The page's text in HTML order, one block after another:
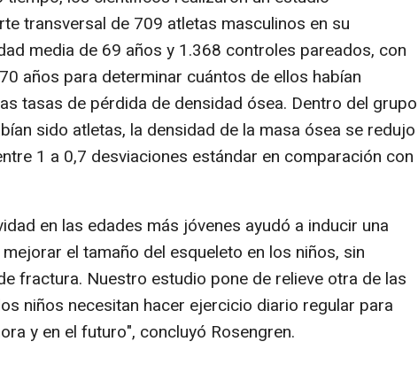
transversal de 709 atletas masculinos en su
media de 69 años y 1.368 controles pareados, con
años para determinar cuántos de ellos habían
tasas de pérdida de densidad ósea. Dentro del grupo
sido atletas, la densidad de la masa ósea se redujo
1 a 0,7 desviaciones estándar en comparación con
en las edades más jóvenes ayudó a inducir una
el tamaño del esqueleto en los niños, sin
fractura. Nuestro estudio pone de relieve otra de las
niños necesitan hacer ejercicio diario regular para
y en el futuro", concluyó Rosengren.